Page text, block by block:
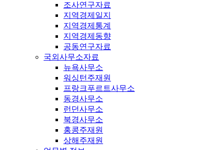
조사연구자료
지역경제일지
지역경제통계
지역경제동향
공동연구자료
국외사무소자료
뉴욕사무소
워싱턴주재원
프랑크푸르트사무소
동경사무소
런던사무소
북경사무소
홍콩주재원
상해주재원